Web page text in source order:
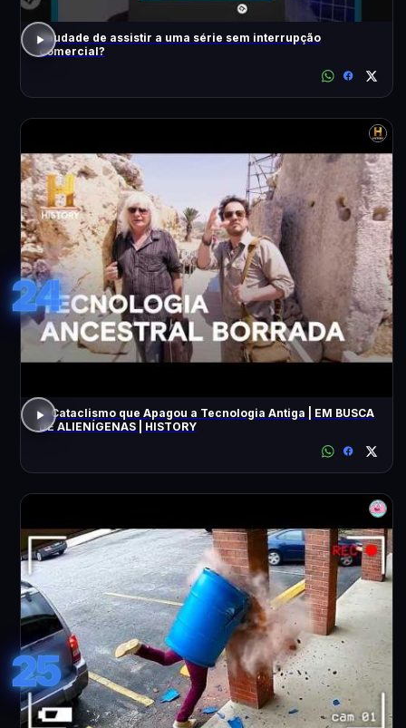
Saudade de assistir a uma série sem interrupção
comercial?
24
O Cataclismo que Apagou a Tecnologia Antiga | EM BUSCA
DE ALIENÍGENAS | HISTORY
25